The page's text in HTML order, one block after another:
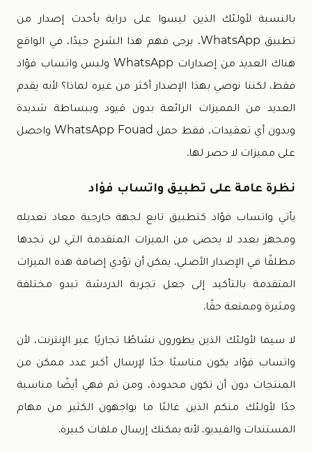
بالنسبة لأولئك الذين ليسوا على دراية بأحدث إصدار من
تطبيق WhatsApp، يرجى فهم هذا الشرح جيدًا، في الواقع
هناك العديد من إصدارات WhatsApp وليس واتساب فؤاد
فقط، لكننا نوصي بهذا الإصدار أكثر من غيره لماذا؟ لأنه يقدم
العديد من المميزات الرائعة بدون قيود وببساطة شديدة
وبدون أي تعقيدات، فقط حمل WhatsApp Fouad واحصل
على مميزات لا حصر لها.
نظرة عامة على تطبيق واتساب فؤاد
يأتي واتساب فؤاد كتطبيق تابع لجهة خارجية معاد تعديله
ومجهز بعدد لا يحصى من الميزات المتقدمة التي لن تجدها
مطلقًا في الإصدار الأصلي، يمكن أن تؤدي إضافة هذه الميزات
المتقدمة بالتأكيد إلى جعل تجربة الدردشة تبدو مختلفة
ومثيرة وممتعة حقًا.
لا سيما لأولئك الذين يطورون نشاطًا تجاريًا عبر الإنترنت، لأن
واتساب فؤاد يكون مناسبًا جدًا لإرسال أكبر عدد ممكن من
المنتجات دون أن تكون محدودة، ومن ثم فهي أيضًا مناسبة
جدًا لأولئك منكم الذين غالبًا ما يواجهون الكثير من مهام
المستندات والفيديو، لأنه يمكنك إرسال ملفات كبيرة.